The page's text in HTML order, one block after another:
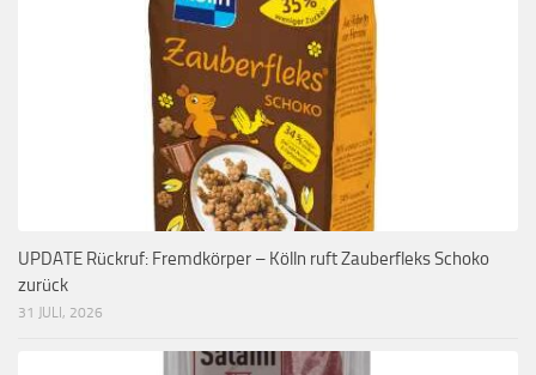
UPDATE Rückruf: Fremdkörper – Kölln ruft Zauberfleks Schoko
zurück
31 JULI, 2026